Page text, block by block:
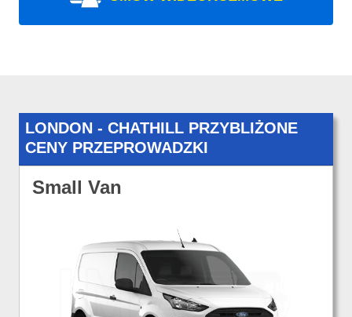
LONDON - CHATHILL PRZYBLIŻONE
CENY PRZEPROWADZKI
Small Van